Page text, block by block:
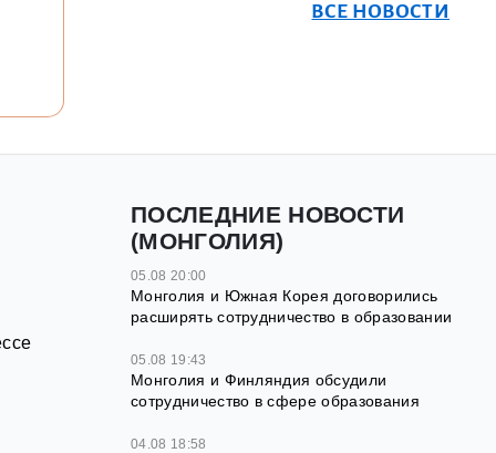
ВСЕ НОВОСТИ
ПОСЛЕДНИЕ НОВОСТИ
(МОНГОЛИЯ)
05.08 20:00
Монголия и Южная Корея договорились
расширять сотрудничество в образовании
05.08 19:43
Монголия и Финляндия обсудили
сотрудничество в сфере образования
04.08 18:58